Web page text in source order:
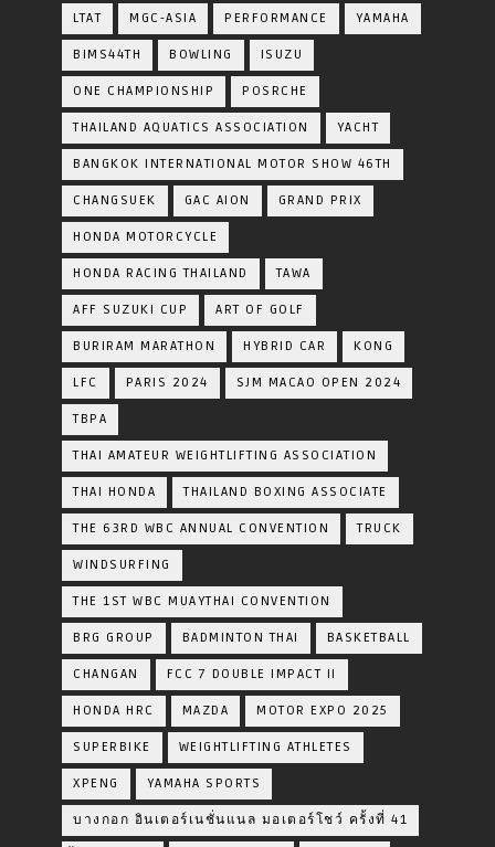
LTAT MGC-ASIA PERFORMANCE YAMAHA
BIMS44TH BOWLING ISUZU
ONE CHAMPIONSHIP POSRCHE
THAILAND AQUATICS ASSOCIATION YACHT
BANGKOK INTERNATIONAL MOTOR SHOW 46TH
CHANGSUEK GAC AION GRAND PRIX
HONDA MOTORCYCLE
HONDA RACING THAILAND TAWA
AFF SUZUKI CUP ART OF GOLF
BURIRAM MARATHON HYBRID CAR KONG
LFC PARIS 2024 SJM MACAO OPEN 2024
TBPA
THAI AMATEUR WEIGHTLIFTING ASSOCIATION
THAI HONDA THAILAND BOXING ASSOCIATE
THE 63RD WBC ANNUAL CONVENTION TRUCK
WINDSURFING
THE 1ST WBC MUAYTHAI CONVENTION
BRG GROUP BADMINTON THAI BASKETBALL
CHANGAN FCC 7 DOUBLE IMPACT II
HONDA HRC MAZDA MOTOR EXPO 2025
SUPERBIKE WEIGHTLIFTING ATHLETES
XPENG YAMAHA SPORTS
บางกอก อินเตอร์เนชั่นแนล มอเตอร์โชว์ ครั้งที่ 41